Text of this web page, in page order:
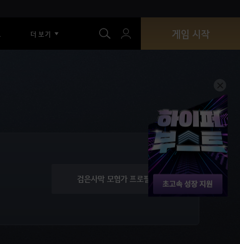
더 보기 게임 시작
검은사막 모험가 프로필